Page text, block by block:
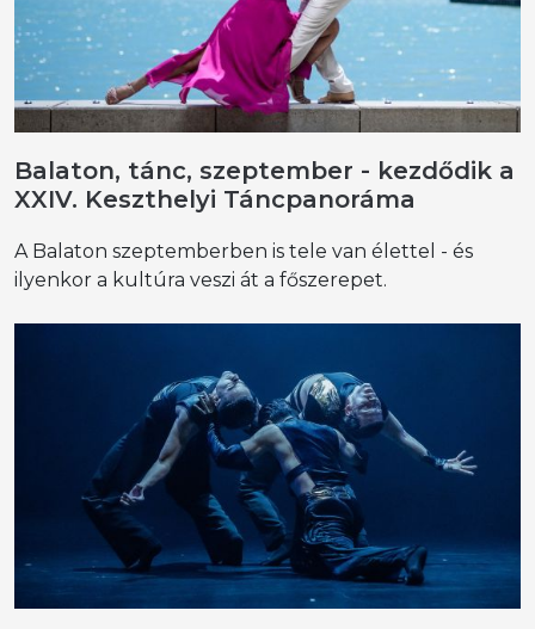
Balaton, tánc, szeptember - kezdődik a
XXIV. Keszthelyi Táncpanoráma
A Balaton szeptemberben is tele van élettel - és
ilyenkor a kultúra veszi át a főszerepet.